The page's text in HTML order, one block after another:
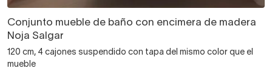
Conjunto mueble de baño con encimera de madera
Noja Salgar
120 cm, 4 cajones suspendido con tapa del mismo color que el
mueble